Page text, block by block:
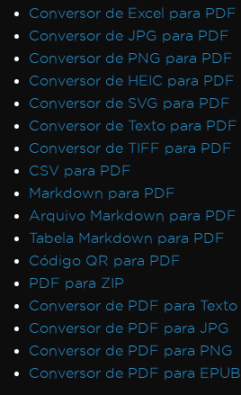
Conversor de Excel para PDF
Conversor de JPG para PDF
Conversor de PNG para PDF
Conversor de HEIC para PDF
Conversor de SVG para PDF
Conversor de Texto para PDF
Conversor de TIFF para PDF
CSV para PDF
Markdown para PDF
Arquivo Markdown para PDF
Tabela Markdown para PDF
Código QR para PDF
PDF para ZIP
Conversor de PDF para Texto
Conversor de PDF para JPG
Conversor de PDF para PNG
Conversor de PDF para EPUB